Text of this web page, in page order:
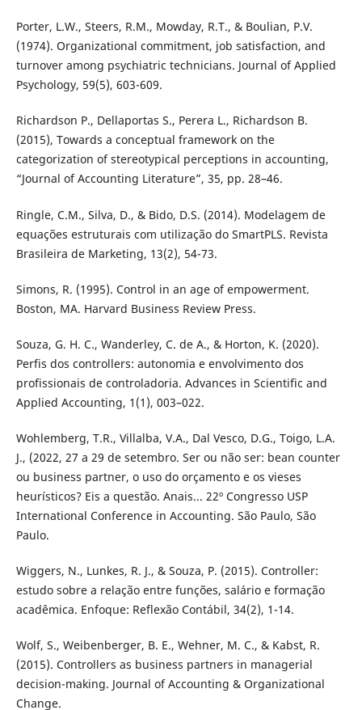
Porter, L.W., Steers, R.M., Mowday, R.T., & Boulian, P.V.
(1974). Organizational commitment, job satisfaction, and
turnover among psychiatric technicians. Journal of Applied
Psychology, 59(5), 603-609.
Richardson P., Dellaportas S., Perera L., Richardson B.
(2015), Towards a conceptual framework on the
categorization of stereotypical perceptions in accounting,
“Journal of Accounting Literature”, 35, pp. 28–46.
Ringle, C.M., Silva, D., & Bido, D.S. (2014). Modelagem de
equações estruturais com utilização do SmartPLS. Revista
Brasileira de Marketing, 13(2), 54-73.
Simons, R. (1995). Control in an age of empowerment.
Boston, MA. Harvard Business Review Press.
Souza, G. H. C., Wanderley, C. de A., & Horton, K. (2020).
Perfis dos controllers: autonomia e envolvimento dos
profissionais de controladoria. Advances in Scientific and
Applied Accounting, 1(1), 003–022.
Wohlemberg, T.R., Villalba, V.A., Dal Vesco, D.G., Toigo, L.A.
J., (2022, 27 a 29 de setembro. Ser ou não ser: bean counter
ou business partner, o uso do orçamento e os vieses
heurísticos? Eis a questão. Anais... 22º Congresso USP
International Conference in Accounting. São Paulo, São
Paulo.
Wiggers, N., Lunkes, R. J., & Souza, P. (2015). Controller:
estudo sobre a relação entre funções, salário e formação
acadêmica. Enfoque: Reflexão Contábil, 34(2), 1-14.
Wolf, S., Weibenberger, B. E., Wehner, M. C., & Kabst, R.
(2015). Controllers as business partners in managerial
decision-making. Journal of Accounting & Organizational
Change.